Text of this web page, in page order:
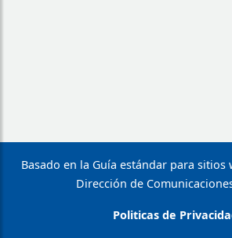
Basado en la Guía estándar para sitios
Dirección de
Politicas de